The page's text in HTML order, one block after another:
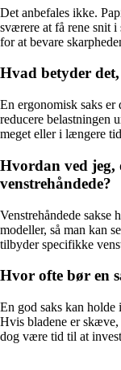
Det anbefales ikke.
sværere at få rene snit i
for at bevare
Hvad betyder
En ergonomisk saks er
reducere belastningen
meget eller i længere
Hvordan ved jeg,
venstrehåndede?
Venstrehåndede sakse
modeller, så man kan
tilbyder specifikke
Hvor ofte bør en
En god saks kan holde
Hvis bladene er
dog være tid til at